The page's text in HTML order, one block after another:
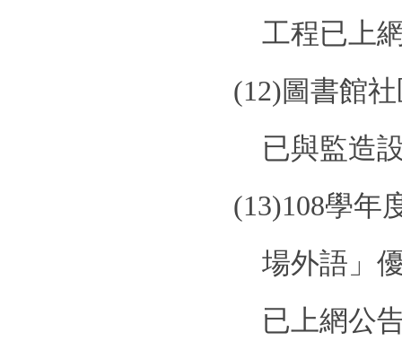
工程已上
(12)圖書館
已與監造
(13)108學年
場外語」
已上網公